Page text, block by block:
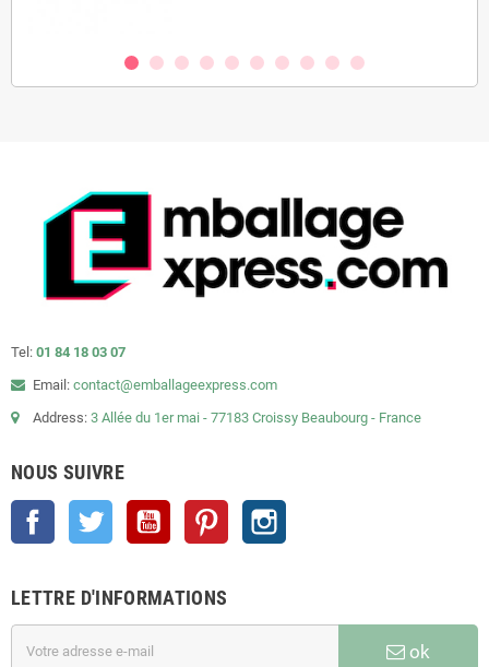
Tel: 01 84 18 03 07
Email: contact@emballageexpress.com
Address: 3 Allée du 1er mai - 77183 Croissy Beaubourg - France
NOUS SUIVRE
Facebook Twitter YouTube Pinterest
LETTRE D'INFORMATIONS
ok